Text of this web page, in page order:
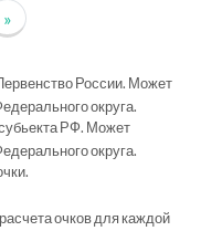
»
России. Может
округа.
РФ. Может
округа.
очков для каждой